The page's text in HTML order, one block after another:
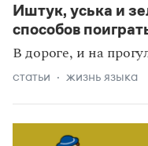
Иштук, уська и
способов
В дороге, и на
статьи жизнь языка